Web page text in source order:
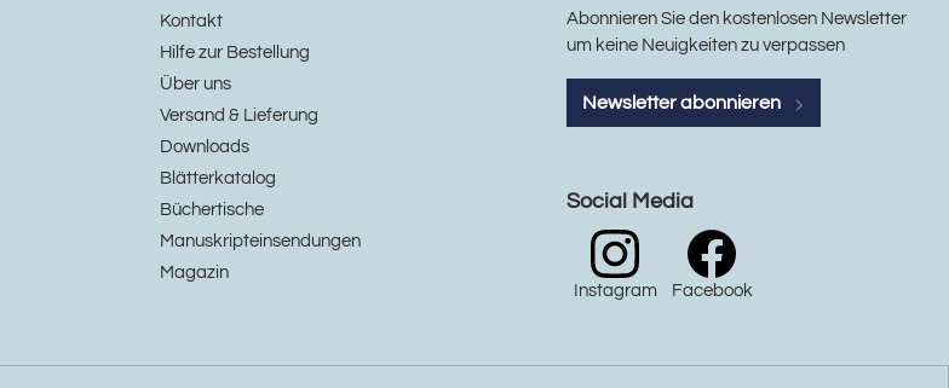
Kontakt
Hilfe zur Bestellung
Über uns
Versand & Lieferung
Downloads
Blätterkatalog
Büchertische
Manuskripteinsendungen
Magazin
Abonnieren Sie den kostenlosen Newsletter
um keine Neuigkeiten zu verpassen
Newsletter abonnieren
Social Media
Instagram Facebook